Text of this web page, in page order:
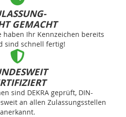
GEMACHT
haben Ihr Kennzeichen bereits
sind schnell fertig!
sind DEKRA geprüft, DIN-
an allen Zulassungsstellen
anerkannt.